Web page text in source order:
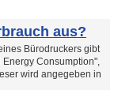
aus?
Bürodruckers gibt
Energy Consumption",
wird angegeben in